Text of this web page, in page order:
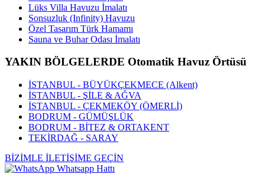
Lüks Villa Havuzu İmalatı
Sonsuzluk (Infinity) Havuzu
Özel Tasarım Türk Hamamı
Sauna ve Buhar Odası İmalatı
YAKIN BÖLGELERDE Otomatik Havuz Örtüsü
İSTANBUL - BÜYÜKÇEKMECE (Alkent)
İSTANBUL - ŞİLE & AĞVA
İSTANBUL - ÇEKMEKÖY (ÖMERLİ)
BODRUM - GÜMÜŞLÜK
BODRUM - BİTEZ & ORTAKENT
TEKİRDAĞ - SARAY
BİZİMLE İLETİŞİME GEÇİN
Whatsapp Hattı